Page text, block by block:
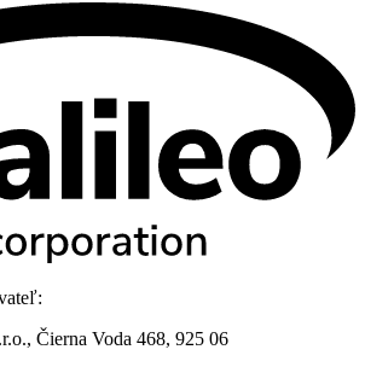
Čierna Voda 468, 925 06